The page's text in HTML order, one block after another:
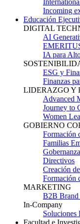
Incoming
Educación
DIGITAL
AI
IA para
ESG y
Finanzas
LIDERAZGO Y
Advanced
Journey to
Women
GOBIERNO
Formación
Familias
Directivos
Creación
Formación
MARKETING
B2B Brand
In-Company
Soluciones
Facultad e